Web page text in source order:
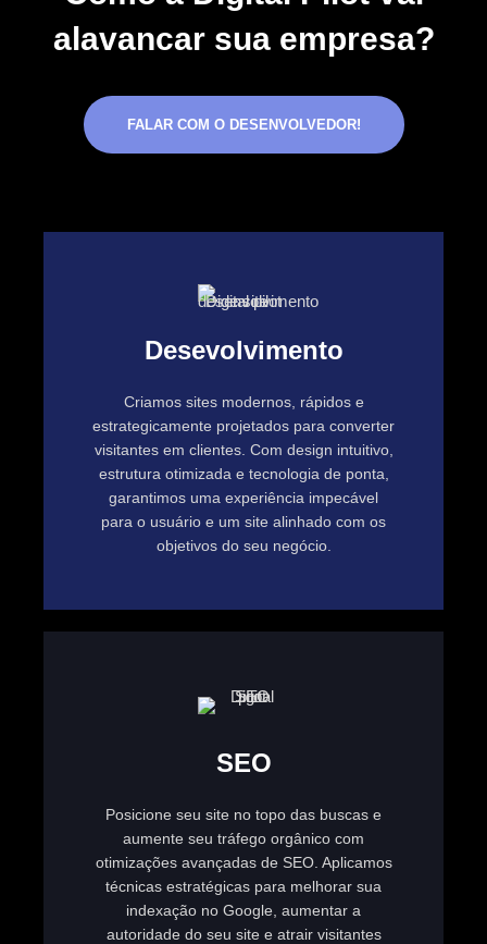
alavancar sua empresa?
FALAR COM O DESENVOLVEDOR!
Desevolvimento
Criamos sites modernos, rápidos e
estrategicamente projetados para converter
visitantes em clientes. Com design intuitivo,
estrutura otimizada e tecnologia de ponta,
garantimos uma experiência impecável
para o usuário e um site alinhado com os
objetivos do seu negócio.
SEO
Posicione seu site no topo das buscas e
aumente seu tráfego orgânico com
otimizações avançadas de SEO. Aplicamos
técnicas estratégicas para melhorar sua
indexação no Google, aumentar a
autoridade do seu site e atrair visitantes